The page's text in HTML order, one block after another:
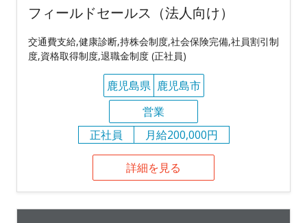
フィールドセールス（法人向け）
交通費支給,健康診断,持株会制度,社会保険完備,社員割引制
度,資格取得制度,退職金制度 (正社員)
鹿児島県 鹿児島市
営業
正社員
月給200,000円
詳細を見る